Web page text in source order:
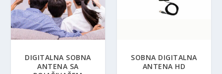
DIGITALNA SOBNA
ANTENA SA
SOBNA DIGITALNA
ANTENA HD